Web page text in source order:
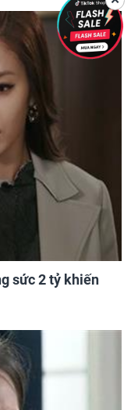
sức 2 tỷ khiến